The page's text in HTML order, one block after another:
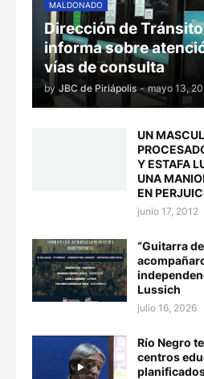
MALDONADO
Dirección de
informa sobre
vías de consulta
by JBC de Piriápolis - mayo 13,
UN
Y ESTAFA
UNA
EN
junio 17, 2012
“Guitarra
Lussich
julio 16, 2026
Río Negro
centros